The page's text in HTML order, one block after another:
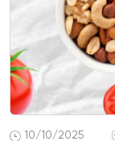
10/10/2025